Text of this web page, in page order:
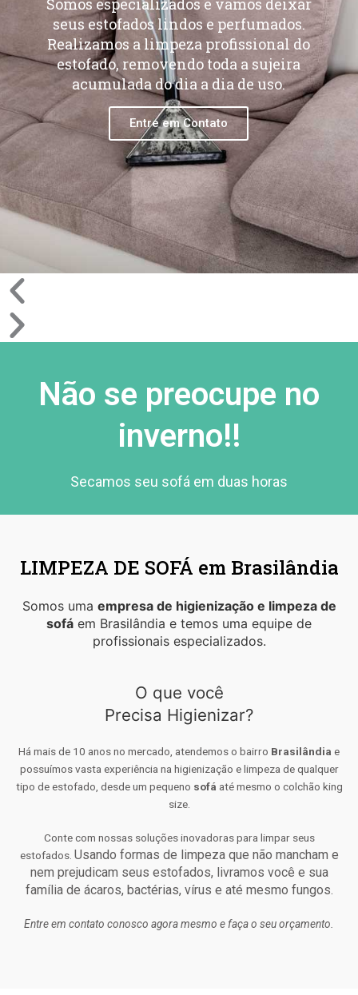
seus estofados lindos e perfumados.
Realizamos a limpeza profissional do
estofado, removendo toda a sujeira
acumulada do dia a dia de uso.
Entre em Contato
Não se preocupe no
inverno!!
Secamos seu sofá em duas horas
LIMPEZA DE SOFÁ em Brasilândia
Somos uma empresa de higienização e limpeza de
sofá em Brasilândia e temos uma equipe de
profissionais especializados.
O que você
Precisa Higienizar?
Há mais de 10 anos no mercado, atendemos o bairro Brasilândia e
possuímos vasta experiência na higienização e limpeza de qualquer
tipo de estofado, desde um pequeno sofá até mesmo o colchão king
size.
Conte com nossas soluções inovadoras para limpar seus
estofados. Usando formas de limpeza que não mancham e
nem prejudicam seus estofados, livramos você e sua
família de ácaros, bactérias, vírus e até mesmo fungos.
Entre em contato conosco agora mesmo e faça o seu orçamento.